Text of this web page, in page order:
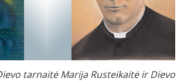
tarnaitė Marija Rusteikaitė ir Dievo